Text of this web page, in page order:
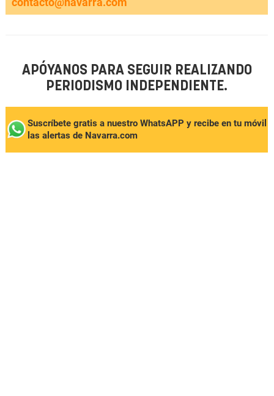
APÓYANOS PARA SEGUIR REALIZANDO
PERIODISMO INDEPENDIENTE.
Suscríbete gratis a nuestro WhatsAPP y recibe en tu móvil
las alertas de Navarra.com